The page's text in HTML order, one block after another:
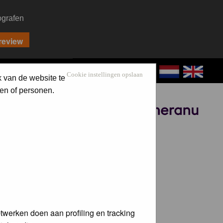
Cookie instellingen opslaan
van de website te
of personen.
doen aan profiling en tracking